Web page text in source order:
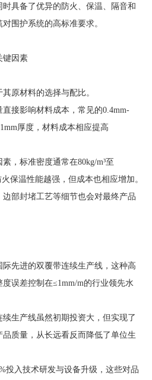
具备了优异的防火、保温、隔音和
围护系统的高标准要求。
键因素
原材料的选择与配比。
接影响材料成本，常见的0.4mm-
厚度，材料成本相应提高
，标准密度通常在80kg/m³至
保温性能越强，但成本也相应增加。
部封堵工艺等细节也会对最终产品
先进的双覆带连续生产线，这种高
误差控制在≤1mm/m的行业领先水
生产线虽然初期投资大，但实现了
质量，从长远看反而降低了单位生
投入技术研发与设备升级，这些对品